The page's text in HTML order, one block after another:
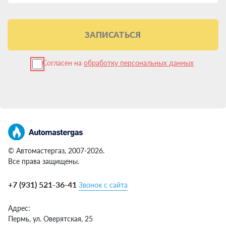
Перед установкой специалисты проверят мотор и дадут
рекомендации по обслуживанию.
Качественное ГБО не влияет на заводскую гарантию. Чтобы
прояснить все детали, запишитесь на консультацию к
профессионалам. Они оценят возможность установки под ваш
случай.
Итак, решение принято — переводим ваш Sellers ST6 на газ.
Что в плане?
Найти проверенный сертифицированный центр.
Обращайте внимание на опыт, отзывы, гарантийные
Определиться с системой ГБО и брендом. Здесь важно
Записаться на установку. Обычно просят приехать с
баком, заправленным наполовину.
ЗАПИСАТЬСЯ
Согласен на обработку персональных данных
© Автомастергаз, 2007-2026.
Все права защищены.
+7 (931) 521-36-41 Звонок с сайта
Адрес:
Пермь, ул. Оверятская, 25